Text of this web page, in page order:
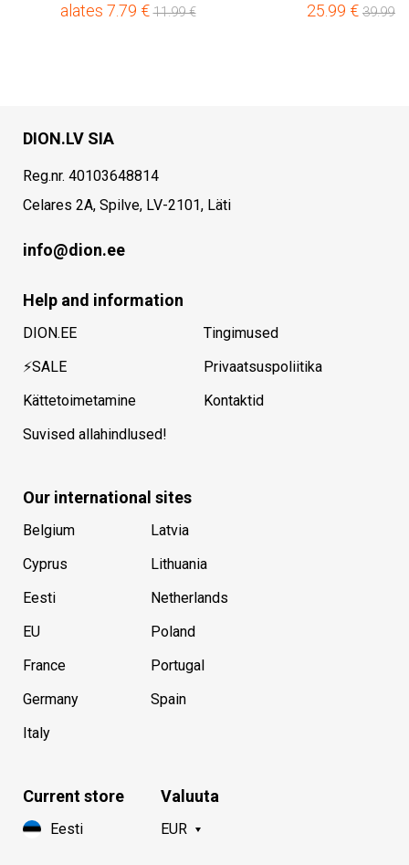
alates 7.79 €11.99€ 25.99 € 39.99€
DION.LV SIA
Reg.nr. 40103648814
Celares 2A, Spilve, LV-2101, Läti
info@dion.ee
Help and information
DION.EE
⚡SALE
Kättetoimetamine
Suvised allahindlused!
Tingimused
Privaatsuspoliitika
Kontaktid
Our international sites
Belgium
Cyprus
Eesti
EU
France
Germany
Italy
Latvia
Lithuania
Netherlands
Poland
Portugal
Spain
Current store
Eesti
Valuuta
EUR